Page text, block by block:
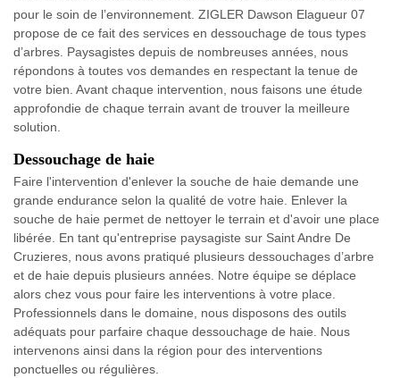
pour le soin de l’environnement. ZIGLER Dawson Elagueur 07
propose de ce fait des services en dessouchage de tous types
d’arbres. Paysagistes depuis de nombreuses années, nous
répondons à toutes vos demandes en respectant la tenue de
votre bien. Avant chaque intervention, nous faisons une étude
approfondie de chaque terrain avant de trouver la meilleure
solution.
Dessouchage de haie
Faire l'intervention d'enlever la souche de haie demande une
grande endurance selon la qualité de votre haie. Enlever la
souche de haie permet de nettoyer le terrain et d'avoir une place
libérée. En tant qu'entreprise paysagiste sur Saint Andre De
Cruzieres, nous avons pratiqué plusieurs dessouchages d’arbre
et de haie depuis plusieurs années. Notre équipe se déplace
alors chez vous pour faire les interventions à votre place.
Professionnels dans le domaine, nous disposons des outils
adéquats pour parfaire chaque dessouchage de haie. Nous
intervenons ainsi dans la région pour des interventions
ponctuelles ou régulières.